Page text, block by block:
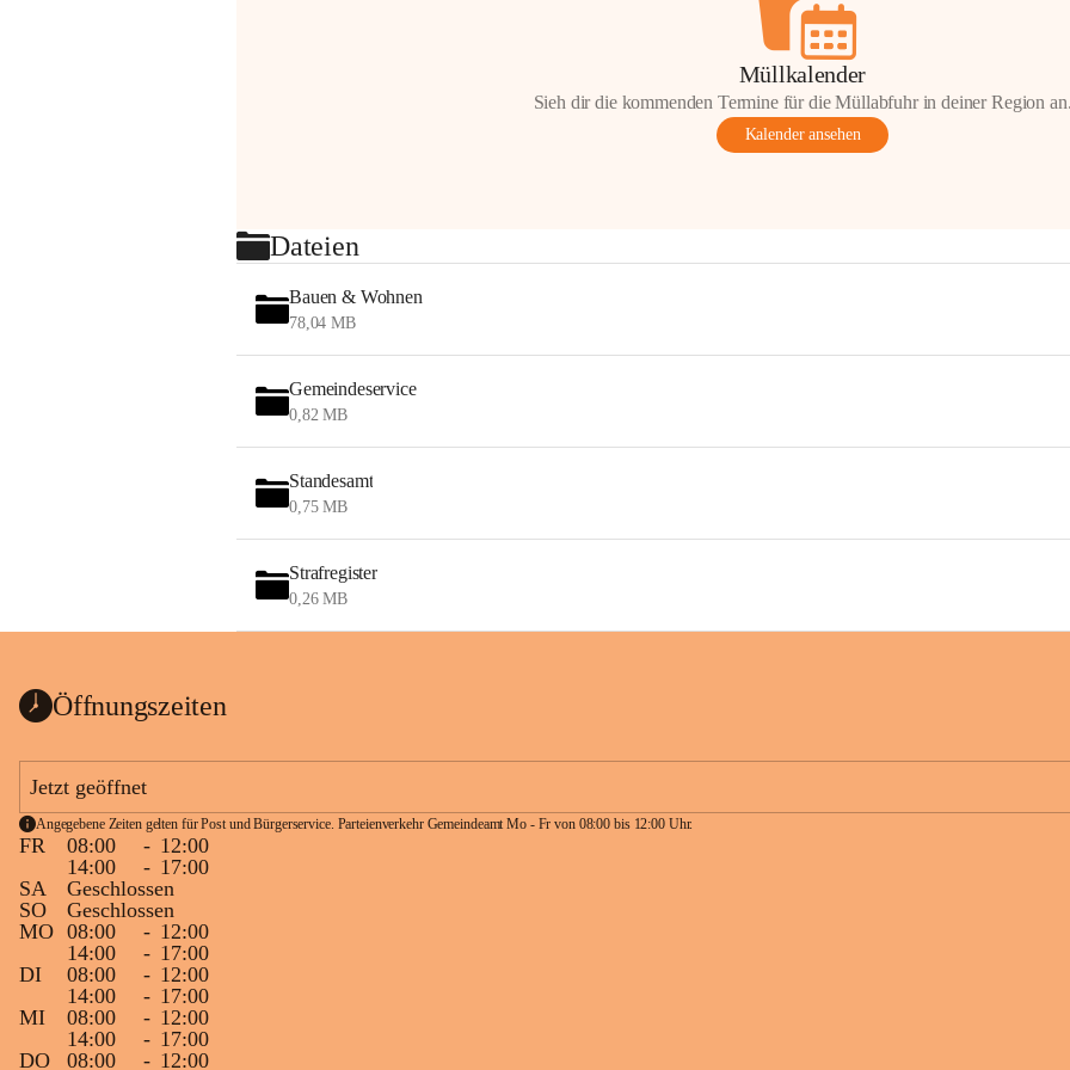
Müllkalender
Sieh dir die kommenden Termine für die Müllabfuhr in deiner Region
Kalender ansehen
Dateien
Bauen & Wohnen
78,04 MB
Gemeindeservice
0,82 MB
Standesamt
0,75 MB
Strafregister
0,26 MB
Öffnungszeiten
Jetzt geöffnet
Angegebene Zeiten gelten für Post und Bürgerservice. Parteienverkehr Gemeindeamt Mo - Fr von 08:00 bis 12:00 Uhr.
FR 08:00 - 12:00
14:00
- 17:00
SA
Geschlossen
SO
Geschlossen
MO 08:00 - 12:00
14:00
- 17:00
DI
08:00 - 12:00
14:00
- 17:00
MI
08:00 - 12:00
14:00
- 17:00
DO
08:00 - 12:00